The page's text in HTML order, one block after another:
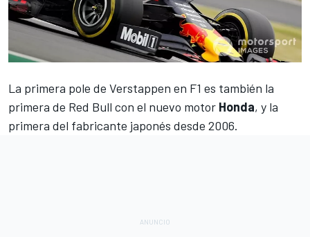
La primera pole de Verstappen en F1 es también la
primera de Red Bull con el nuevo motor Honda, y la
primera del fabricante japonés desde 2006.